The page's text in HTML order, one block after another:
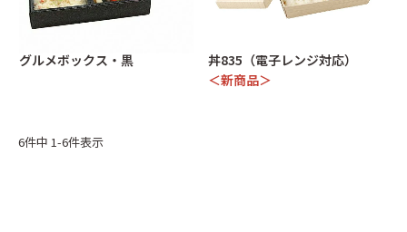
info@taisei-pack.co.jp
グルメボックス・黒
丼835（電子レンジ対応）
＜新商品＞
6件中 1-6件表示